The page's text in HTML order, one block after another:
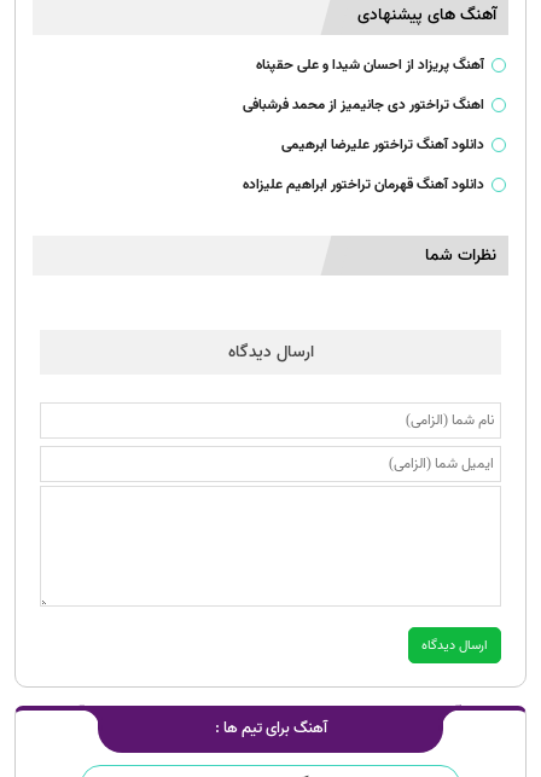
آهنگ برای تیم ها :
آهنگ های پیشنهادی
آهنگ پریزاد از احسان شیدا و علی حقپناه
اهنگ تراختور دی جانیمیز از محمد فرشبافی
دانلود آهنگ تراختور علیرضا ابرهیمی
دانلود آهنگ قهرمان تراختور ابراهیم علیزاده
نظرات شما
ارسال دیدگاه